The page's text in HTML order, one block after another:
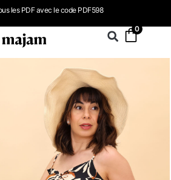
les PDF avec le code PDF598
0